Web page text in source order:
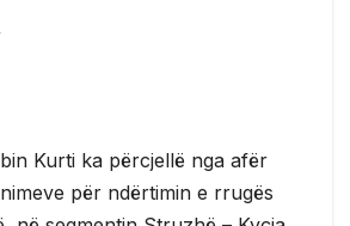
Kurti ka përcjellë nga afër
për ndërtimin e rrugës